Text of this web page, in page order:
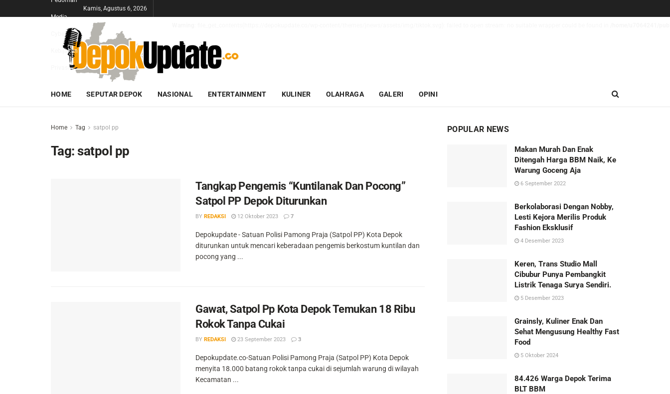
Media
Cyber
Kebijakan
Kamis, Agustus 6, 2026
HOME SEPUTAR DEPOK NASIONAL ENTERTAINMENT KULINER OLAHRAGA GALERI OPINI
Home Tag satpol pp
Tag:satpol pp
Tangkap Pengemis “Kuntilanak Dan Pocong”
Satpol PP Depok Diturunkan
BY REDAKSI 12 Oktober 2023 7
Depokupdate - Satuan Polisi Pamong Praja (Satpol PP) Kota Depok
diturunkan untuk mencari keberadaan pengemis berkostum kuntilan dan
pocong yang ...
Gawat, Satpol Pp Kota Depok Temukan 18 Ribu
Rokok Tanpa Cukai
BY REDAKSI 23 September 2023 3
Depokupdate.co-Satuan Polisi Pamong Praja (Satpol PP) Kota Depok
menyita 18.000 batang rokok tanpa cukai di sejumlah warung di wilayah
Kecamatan ...
POPULAR NEWS
Makan Murah Dan Enak
Ditengah Harga BBM Naik, Ke
Warung Goceng Aja
6 September 2022
Berkolaborasi Dengan Nobby,
Lesti Kejora Merilis Produk
Fashion Eksklusif
4 Desember 2023
Keren, Trans Studio Mall
Cibubur Punya Pembangkit
Listrik Tenaga Surya Sendiri.
5 Desember 2023
Grainsly, Kuliner Enak Dan
Sehat Mengusung Healthy Fast
Food
5 Oktober 2024
84.426 Warga Depok Terima
BLT BBM